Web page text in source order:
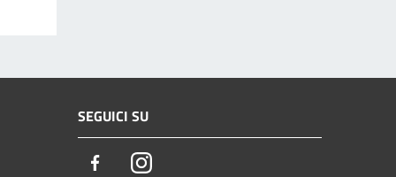
SEGUICI SU
FacebookInstagram